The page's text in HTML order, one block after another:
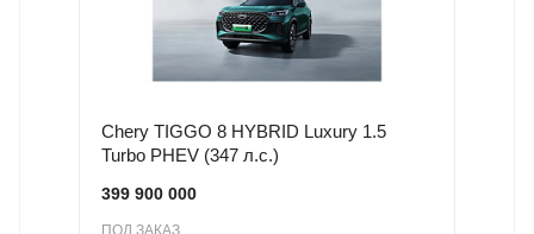
Chery TIGGO 8 HYBRID Luxury 1.5
Turbo PHEV (347 л.с.)
399 900 000
ПОД ЗАКАЗ